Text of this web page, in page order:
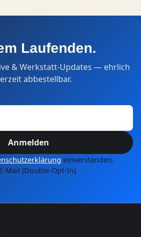
Laufenden.
& Werkstatt-Updates — ehrlich
abbestellbar.
Anmelden
einverstanden.
Mail (Double-Opt-In).